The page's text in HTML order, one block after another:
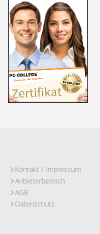
Kontakt / Impressum
Anbieterbereich
AGB
Datenschutz